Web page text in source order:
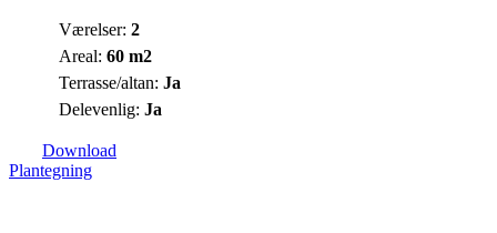
Værelser: 2
Areal: 60 m2
Terrasse/altan: Ja
Delevenlig: Ja
Download
Plantegning